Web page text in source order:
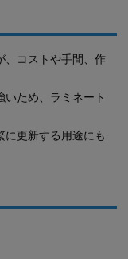
、コストや手間、作
ため、ラミネート
に更新する用途にも